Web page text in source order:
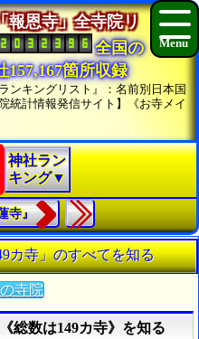
報恩寺」全寺院リ
全国の
157,167箇所収録
ンキングリスト』：名前別日本国
統計情報発信サイト】《お寺メイ
神社ラン
キング▼
寺』
カ寺」のすべてを知る
寺院
総数は149カ寺》を知る